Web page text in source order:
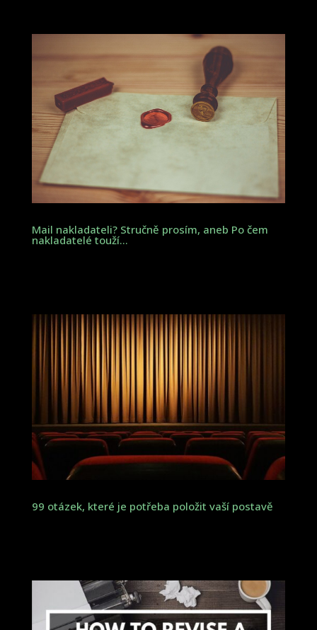
Mail nakladateli? Stručně prosím, aneb Po čem
nakladatelé touží…
99 otázek, které je potřeba položit vaší postavě